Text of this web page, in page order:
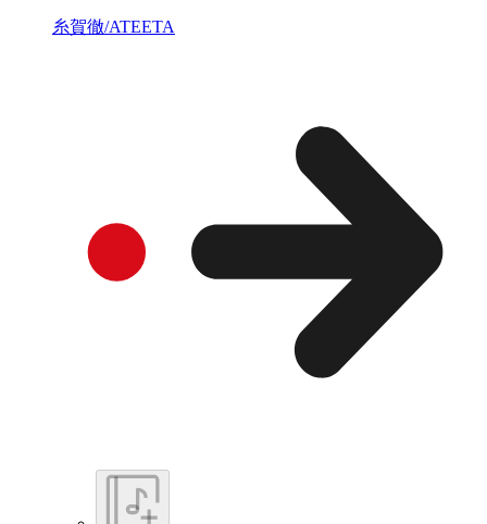
糸賀徹/ATEETA